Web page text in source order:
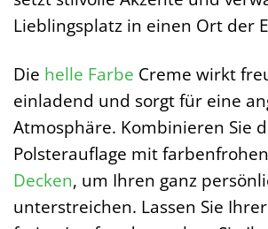
Lieblingsplatz in einen Ort der
Die helle Farbe Creme wirkt
einladend und sorgt für eine
Atmosphäre. Kombinieren Sie
Polsterauflage mit
Decken, um Ihren ganz
unterstreichen. Lassen Sie